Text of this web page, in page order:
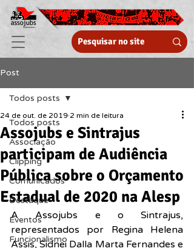
Post
Todos posts
Associação
Clipping
Comunicados
Destaque
Eventos
Funcionalismo
Todos posts
Assojubs e Sintrajus
participam de Audiência
Pública sobre o Orçamento
Estadual de 2020 na Alesp
24 de out. de 2019 2 min de leitura
A Assojubs e o Sintrajus,
representados por Regina Helena
Assis, Sidnei Dalla Marta Fernandes e